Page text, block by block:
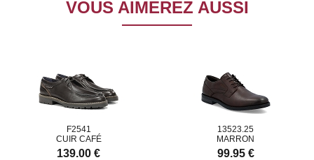
VOUS AIMEREZ AUSSI
F2541
CUIR CAFÉ
139.00 €
13523.25
MARRON
99.95 €